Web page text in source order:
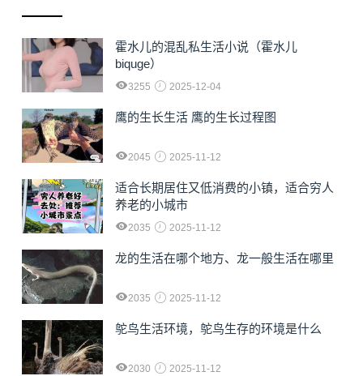
霍水儿的混乱私生活小说（霍水儿
biquge）
3255 2025-12-04
鹰的生长生活 鹰的生长过程图
2045 2025-11-12
适合长期居住又低消费的小镇，适合穷人
养老的小城市
2035 2025-11-12
龙的生活在哪个地方、龙一般生活在哪里
2035 2025-11-12
鸵鸟生活环境，鸵鸟生存的环境是什么
2030 2025-11-12